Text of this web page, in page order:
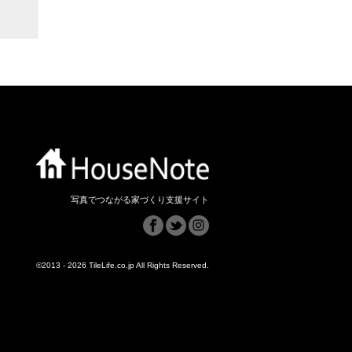
写真でつながる家づくり支援サイト
©2013 - 2026 TileLife.co.jp All Rights Reserved.